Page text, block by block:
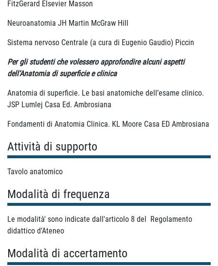
FitzGerard Elsevier Masson
Neuroanatomia JH Martin McGraw Hill
Sistema nervoso Centrale (a cura di Eugenio Gaudio) Piccin
Per gli studenti che volessero approfondire alcuni aspetti
dell‘Anatomia di superficie e clinica
Anatomia di superficie. Le basi anatomiche dell’esame clinico.
JSP Lumlej Casa Ed. Ambrosiana
Fondamenti di Anatomia Clinica. KL Moore Casa ED Ambrosiana
Attività di supporto
Tavolo anatomico
Modalità di frequenza
Le modalità' sono indicate dall'articolo 8 del Regolamento
didattico d’Ateneo
Modalità di accertamento